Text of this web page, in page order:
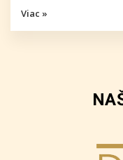
Viac »